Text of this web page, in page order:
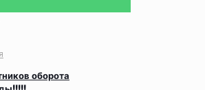
оборота